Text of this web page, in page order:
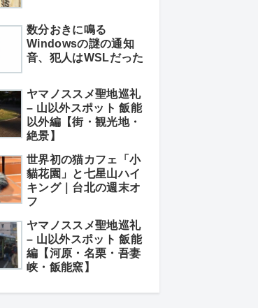
数分おきに鳴る
Windowsの謎の通知
音、犯人はWSLだった
ヤマノススメ聖地巡礼
– 山以外スポット 飯能
以外編【街・観光地・
絶景】
世界初の猫カフェ「小
貓花園」と七星山ハイ
キング｜台北の週末オ
フ
ヤマノススメ聖地巡礼
– 山以外スポット 飯能
編【河原・名栗・吾妻
峡・飯能窯】